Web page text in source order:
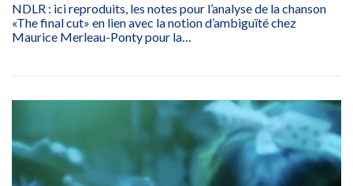
NDLR : ici reproduits, les notes pour l’analyse de la chanson
«The final cut» en lien avec la notion d’ambiguïté chez
Maurice Merleau-Ponty pour la…